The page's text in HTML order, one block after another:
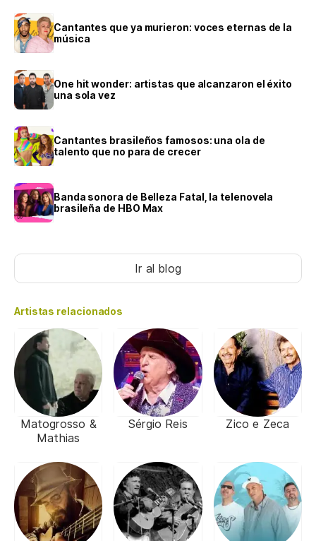
Cantantes que ya murieron: voces eternas de la
música
One hit wonder: artistas que alcanzaron el éxito
una sola vez
Cantantes brasileños famosos: una ola de
talento que no para de crecer
Banda sonora de Belleza Fatal, la telenovela
brasileña de HBO Max
Ir al blog
Artistas relacionados
Matogrosso &
Mathias
Sérgio Reis Zico e Zeca